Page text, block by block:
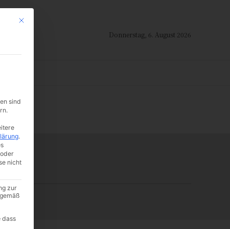
Donnerstag, 6. August 2026
Mit diesem Button wird der Dialog geschlossen. Seine Funktionalität ist
sind
.
nicht
zur
dass